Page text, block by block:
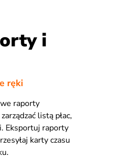
i
ręki
raporty
listą płac,
Eksportuj raporty
karty czasu